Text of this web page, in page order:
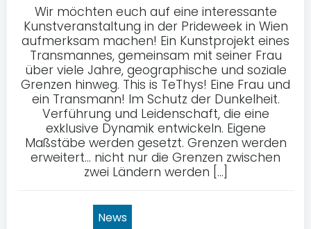
Wir möchten euch auf eine interessante
Kunstveranstaltung in der Prideweek in Wien
aufmerksam machen! Ein Kunstprojekt eines
Transmannes, gemeinsam mit seiner Frau
über viele Jahre, geographische und soziale
Grenzen hinweg. This is TeThys! Eine Frau und
ein Transmann! Im Schutz der Dunkelheit.
Verführung und Leidenschaft, die eine
exklusive Dynamik entwickeln. Eigene
Maßstäbe werden gesetzt. Grenzen werden
erweitert… nicht nur die Grenzen zwischen
zwei Ländern werden […]
News